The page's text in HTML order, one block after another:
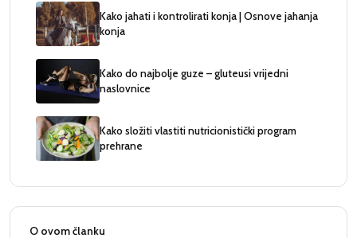
Kako jahati i kontrolirati konja | Osnove jahanja
konja
Kako do najbolje guze – gluteusi vrijedni
naslovnice
Kako složiti vlastiti nutricionistički program
prehrane
O ovom članku